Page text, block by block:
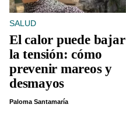
SALUD
El calor puede bajar
la tensión: cómo
prevenir mareos y
desmayos
Paloma Santamaría